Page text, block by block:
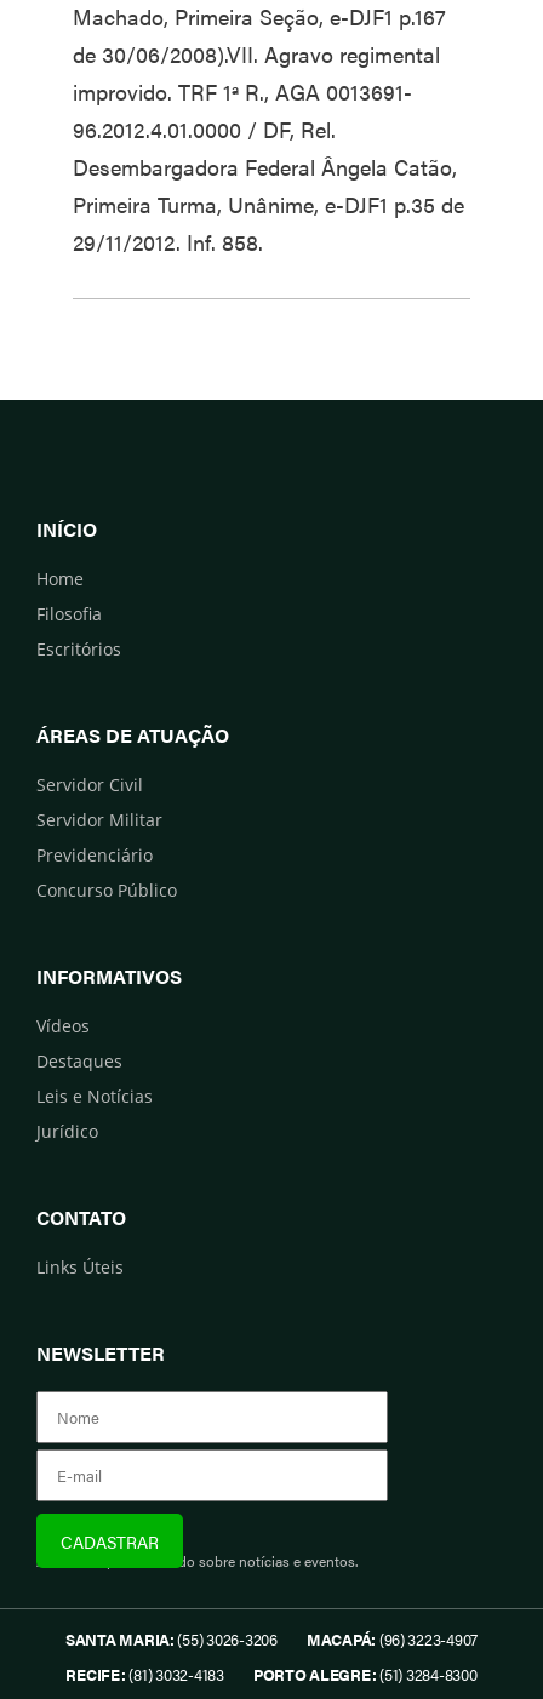
Machado, Primeira Seção, e-DJF1 p.167
de 30/06/2008).VII. Agravo regimental
improvido. TRF 1ª R., AGA 0013691-
96.2012.4.01.0000 / DF, Rel.
Desembargadora Federal Ângela Catão,
Primeira Turma, Unânime, e-DJF1 p.35 de
29/11/2012. Inf. 858.
INÍCIO
Home
Filosofia
Escritórios
ÁREAS DE ATUAÇÃO
Servidor Civil
Servidor Militar
Previdenciário
Concurso Público
INFORMATIVOS
Vídeos
Destaques
Leis e Notícias
Jurídico
CONTATO
Links Úteis
NEWSLETTER
Assine e fique informado sobre notícias e eventos.
SANTA MARIA:(55) 3026-3206 MACAPÁ: (96) 3223-4907
RECIFE:(81) 3032-4183 PORTO ALEGRE:(51) 3284-8300